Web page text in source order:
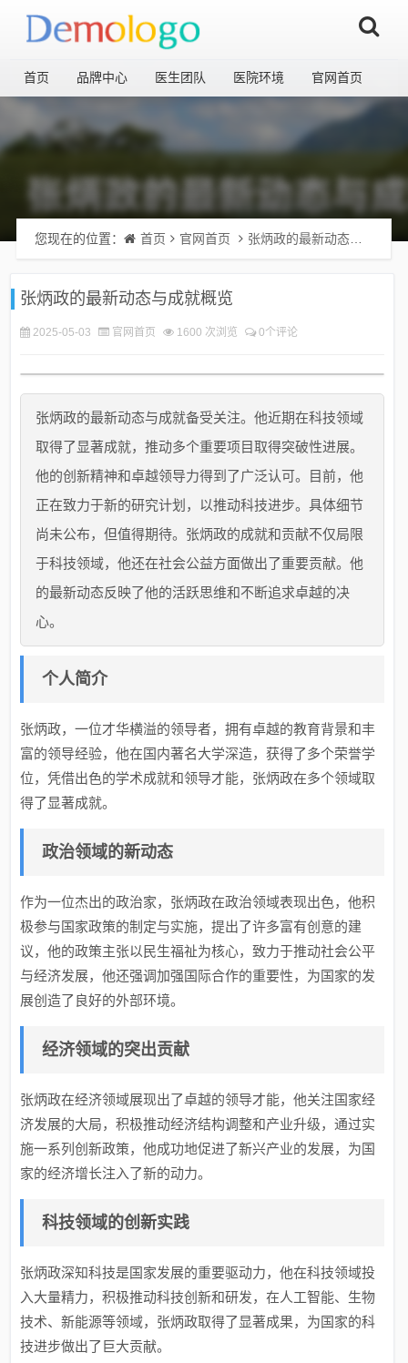
首页 品牌中心 医生团队 医院环境 官网首页
您现在的位置： 首页 官网首页 张炳政的最新动态与成就概览
张炳政的最新动态与成就概览
2025-05-03 官网首页 1600 次浏览 0个评论
张炳政的最新动态与成就备受关注。他近期在科技领域
取得了显著成就，推动多个重要项目取得突破性进展。
他的创新精神和卓越领导力得到了广泛认可。目前，他
正在致力于新的研究计划，以推动科技进步。具体细节
尚未公布，但值得期待。张炳政的成就和贡献不仅局限
于科技领域，他还在社会公益方面做出了重要贡献。他
的最新动态反映了他的活跃思维和不断追求卓越的决
心。
个人简介
张炳政，一位才华横溢的领导者，拥有卓越的教育背景和丰
富的领导经验，他在国内著名大学深造，获得了多个荣誉学
位，凭借出色的学术成就和领导才能，张炳政在多个领域取
得了显著成就。
政治领域的新动态
作为一位杰出的政治家，张炳政在政治领域表现出色，他积
极参与国家政策的制定与实施，提出了许多富有创意的建
议，他的政策主张以民生福祉为核心，致力于推动社会公平
与经济发展，他还强调加强国际合作的重要性，为国家的发
展创造了良好的外部环境。
经济领域的突出贡献
张炳政在经济领域展现出了卓越的领导才能，他关注国家经
济发展的大局，积极推动经济结构调整和产业升级，通过实
施一系列创新政策，他成功地促进了新兴产业的发展，为国
家的经济增长注入了新的动力。
科技领域的创新实践
张炳政深知科技是国家发展的重要驱动力，他在科技领域投
入大量精力，积极推动科技创新和研发，在人工智能、生物
技术、新能源等领域，张炳政取得了显著成果，为国家的科
技进步做出了巨大贡献。